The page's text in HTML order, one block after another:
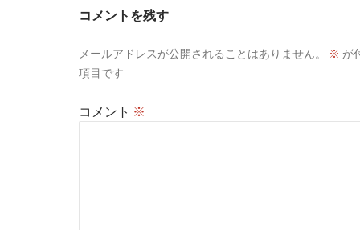
コメントを残す
メールアドレスが公開されることはありません。 ※ が
項目です
コメント ※